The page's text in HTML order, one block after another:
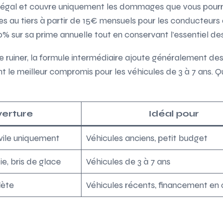
et couvre uniquement les dommages que vous
au tiers à partir de 15€ mensuels pour les
sur sa prime annuelle tout en conservant l’essentiel
ruiner, la formule intermédiaire ajoute généralement
le meilleur compromis pour les véhicules de 3 à 7 ans.
Idéal pour
uniquement Véhicules anciens, petit budget
bris de glace Véhicules de 3 à 7 ans
Véhicules récents, financement en